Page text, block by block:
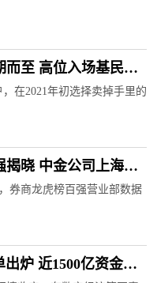
而至 高位入场基民相
在2021年初选择卖掉手里的
揭晓 中金公司上海分
券商龙虎榜百强营业部数据
炉 近1500亿资金净